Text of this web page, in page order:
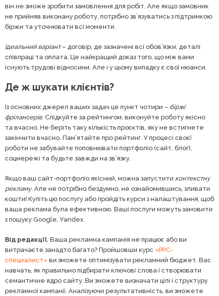
він не зможе зробити замовлення для робіт. Але якщо замовник
не прийняв виконану роботу, потрібно зв’язуватись з підтримкою
біржи та уточнювати всі моменти.
Ідеальний варіант– договір, де зазначені всі обов’язки, деталі
співпраці та оплата. Це найкращий доказ того, що між вами
існують трудові відносини. Але і у цьому випадку є свої нюанси.
Де ж шукати клієнтів?
Із основних джерел ваших задач це пункт чотири – біржі
фрілансерів. Слідкуйте за рейтингом, виконуйте роботу якісно
та вчасно. Не беріть таку кількість проєктів, яку не встигнете
закінчити вчасно. Пам’ятайте про рейтинг. У процесі своєї
роботи не забувайте поповнювати портфоліо (сайт, блог),
соцмережі та будьте завжди на зв’язку.
Якщо ваш сайт-портфоліо якісний, можна запустити контекстну
рекламу. Але не потрібно бездумно, не ознайомившись, зливати
кошти! Купіть цю послугу або пройдіть курси з налаштування, щоб
ваша реклама була ефективною. Ваші послуги можуть замовити
з пошуку Google, Yandex.
Від редакції. Ваша рекламна кампанія не працює або ви
витрачаєте занадто багато? Пройшовши курс «РРС-
специалист» ви зможете оптимізувати рекламний бюджет. Вас
навчать, як правильно підбирати ключові слова і створювати
семантичне ядро сайту. Ви зможете визначати цілі і структуру
рекламної кампанії. Аналізуючи результативність, ви зможете